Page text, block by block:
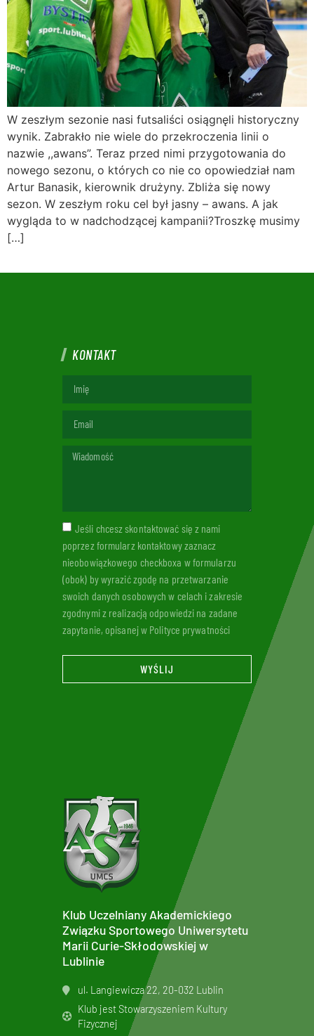
W zeszłym sezonie nasi futsaliści osiągnęli historyczny
wynik. Zabrakło nie wiele do przekroczenia linii o
nazwie ,,awans”. Teraz przed nimi przygotowania do
nowego sezonu, o których co nie co opowiedział nam
Artur Banasik, kierownik drużyny. Zbliża się nowy
sezon. W zeszłym roku cel był jasny – awans. A jak
wygląda to w nadchodzącej kampanii?Troszkę musimy
[…]
KONTAKT
Jeśli chcesz skontaktować się z nami
poprzez formularz kontaktowy zaznacz
nieobowiązkowego checkboxa w formularzu
(obok) by wyrazić zgodę na przetwarzanie
swoich danych osobowych w celach i zakresie
zgodnymi z realizacją odpowiedzi na zadane
zapytanie, opisanej w Polityce prywatności
WYŚLIJ
Klub Uczelniany Akademickiego
Związku Sportowego Uniwersytetu
Marii Curie-Skłodowskiej w
Lublinie
ul. Langiewicza 22, 20-032 Lublin
Klub jest Stowarzyszeniem Kultury
Fizycznej